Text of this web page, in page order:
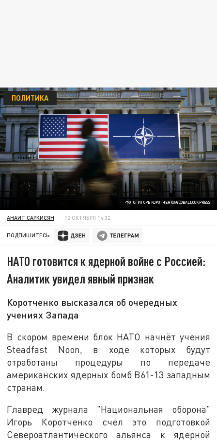
ФОТО: ИГОРЬ КОРОТЧЕНКО/GLOBALLOOKPRESS
ПОЛИТИКА
АНАИТ САРКИСЯН 12 ОКТЯБРЯ 14:32
ПОДПИШИТЕСЬ:
НАТО готовится к ядерной войне с Россией:
Аналитик увидел явный признак
Коротченко высказался об очередных
учениях Запада
В скором времени блок НАТО начнёт учения
Steadfast Noon, в ходе которых будут
отработаны процедуры по передаче
американских ядерных бомб B61-13 западным
странам.
Главред журнала "Национальная оборона"
Игорь Коротченко счёл это подготовкой
Североатлантического альянса к ядерной